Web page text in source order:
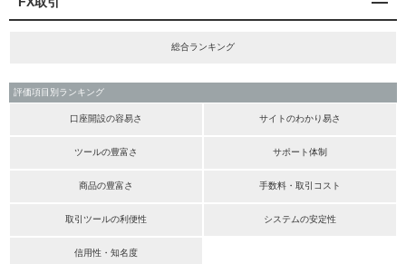
総合ランキング
評価項目別ランキング
口座開設の容易さ サイトのわかり易さ
ツールの豊富さ サポート体制
商品の豊富さ 手数料・取引コスト
取引ツールの利便性 システムの安定性
信用性・知名度